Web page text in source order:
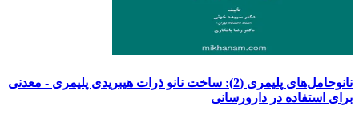
نانوحامل‌های پلیمری (2): ساخت نانو ذرات هیبریدی پلیمری - معدنی
برای استفاده در دارورسانی